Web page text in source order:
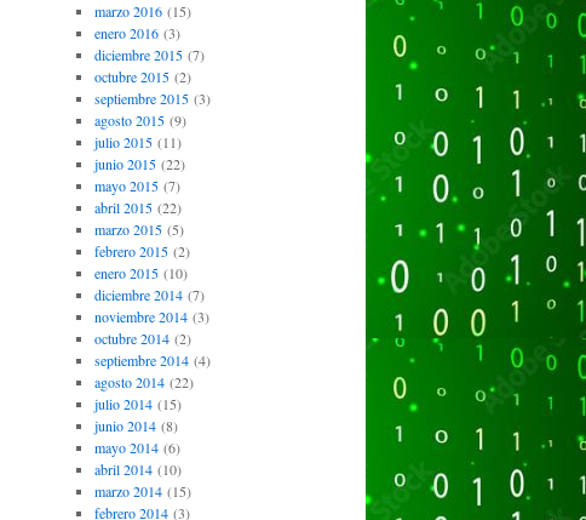
marzo 2016(15)
enero 2016(3)
diciembre 2015(7)
octubre 2015(2)
septiembre 2015(3)
agosto 2015(9)
julio 2015(11)
junio 2015(22)
mayo 2015(7)
abril 2015(22)
marzo 2015(5)
febrero 2015(2)
enero 2015(10)
diciembre 2014(7)
noviembre 2014(3)
octubre 2014(2)
septiembre 2014(4)
agosto 2014(22)
julio 2014(15)
junio 2014(8)
mayo 2014(6)
abril 2014(10)
marzo 2014(15)
febrero 2014(3)